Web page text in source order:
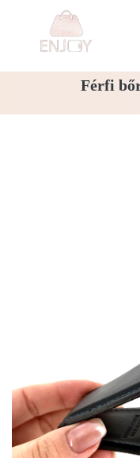
Férfi